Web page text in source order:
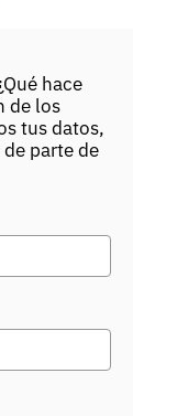
hace
de los
tus datos,
parte de